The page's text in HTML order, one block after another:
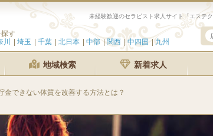
す
川 埼玉 千葉 北日本 中部 関西 中四国 九州
地域検索 新着求人
金できない体質を改善する方法とは？